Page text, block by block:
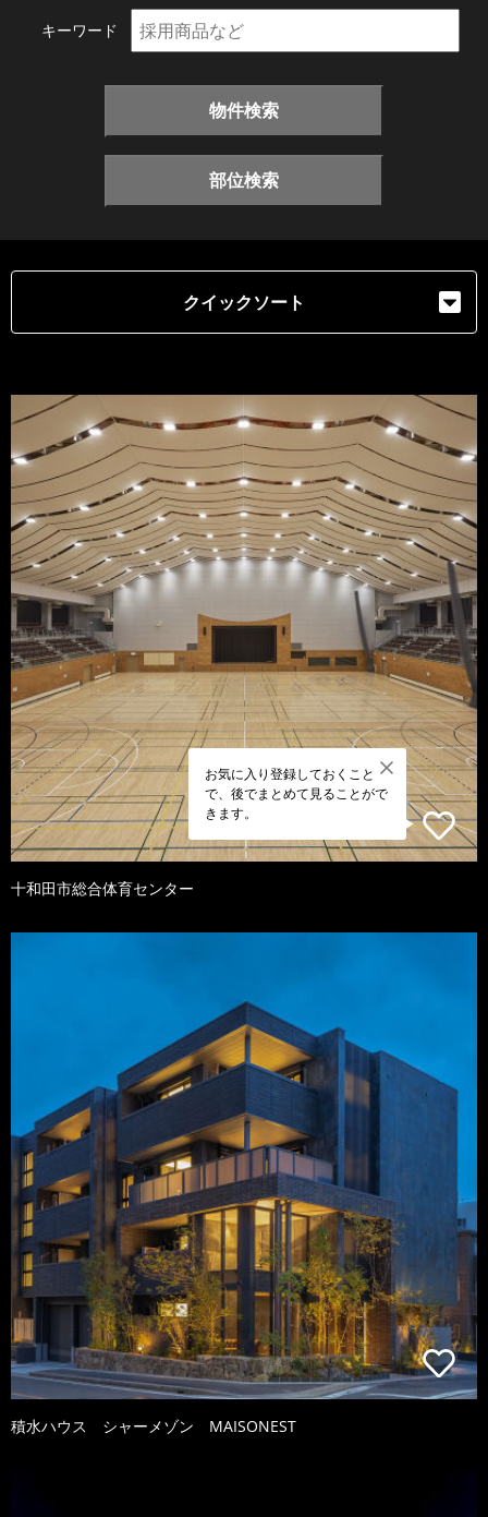
キーワード
物件検索
部位検索
クイックソート
お気に入り登録しておくこと
で、後でまとめて見ることがで
きます。
十和田市総合体育センター
積水ハウス シャーメゾン MAISONEST